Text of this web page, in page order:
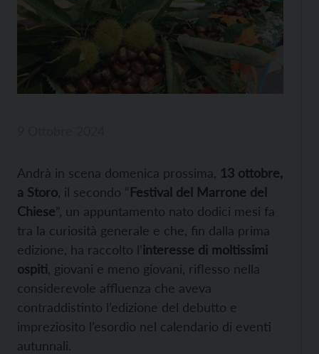
Andrà in scena domenica prossima, 13 ottobre,
a Storo , il secondo “Festival del Marrone del
Chiese”, un appuntamento nato dodici mesi fa
tra la curiosità generale e che, fin dalla prima
edizione, ha raccolto l’interesse di moltissimi
ospiti , giovani e meno giovani, riflesso nella
considerevole affluenza che aveva
contraddistinto l’edizione del debutto e
impreziosito l’esordio nel calendario di eventi
autunnali.